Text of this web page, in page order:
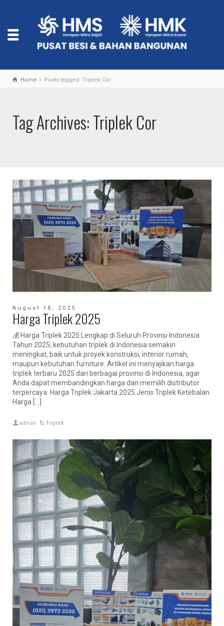
Home Posts tagged: Triplek Cor
Tag Archives: Triplek Cor
August 18, 2025
Harga Triplek 2025
💰 Harga Triplek 2025 Lengkap di Seluruh Provinsi Indonesia
Tahun 2025, kebutuhan triplek di Indonesia semakin
meningkat, baik untuk proyek konstruksi, interior rumah,
maupun kebutuhan furniture. Artikel ini menyajikan harga
triplek terbaru 2025 dari berbagai provinsi di Indonesia, agar
Anda dapat membandingkan harga dan memilih distributor
terpercaya. Harga Triplek Jakarta 2025 Jenis Triplek Ketebalan
Harga […]
admin Triplek